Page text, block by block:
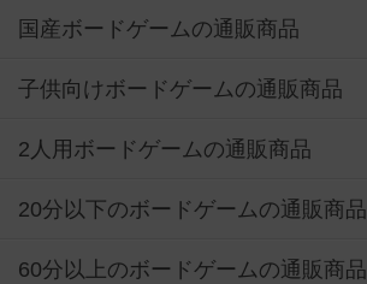
国産ボードゲームの通販商品
子供向けボードゲームの通販商品
2人用ボードゲームの通販商品
20分以下のボードゲームの通販商品
60分以上のボードゲームの通販商品